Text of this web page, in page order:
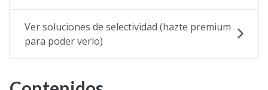
Ver soluciones de selectividad (hazte premium
para poder verlo)